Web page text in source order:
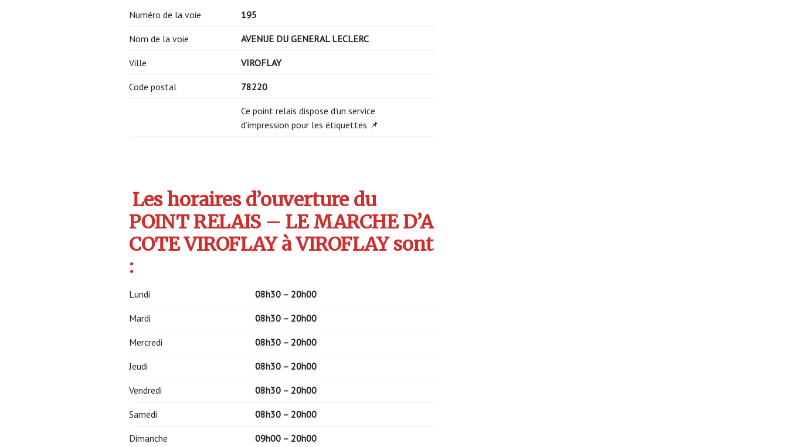
Numéro de la voie 195
Nom de la voie AVENUE DU GENERAL LECLERC
Ville VIROFLAY
Code postal 78220
Ce point relais dispose d’un service
d’impression pour les étiquettes 📌
Les horaires d’ouverture du
POINT RELAIS – LE MARCHE D’A
COTE VIROFLAY à VIROFLAY sont
:
Lundi 08h30 – 20h00
Mardi 08h30 – 20h00
Mercredi 08h30 – 20h00
Jeudi 08h30 – 20h00
Vendredi 08h30 – 20h00
Samedi 08h30 – 20h00
Dimanche 09h00 – 20h00